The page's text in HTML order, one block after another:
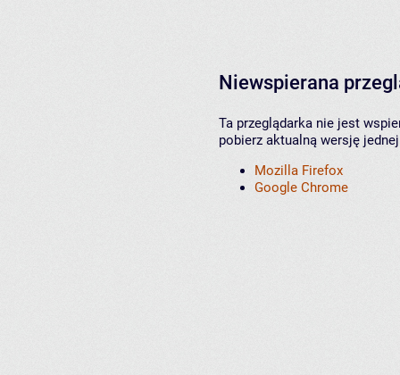
Niewspierana
Ta przeglądarka nie jest
pobierz aktualną wersję
Mozilla Firefox
Google Chrome